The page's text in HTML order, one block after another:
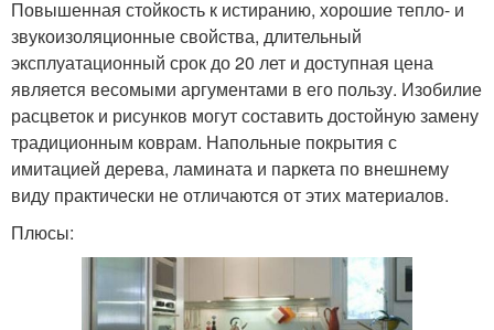
Повышенная стойкость к истиранию, хорошие тепло- и
звукоизоляционные свойства, длительный
эксплуатационный срок до 20 лет и доступная цена
является весомыми аргументами в его пользу. Изобилие
расцветок и рисунков могут составить достойную замену
традиционным коврам. Напольные покрытия с
имитацией дерева, ламината и паркета по внешнему
виду практически не отличаются от этих материалов.
Плюсы: